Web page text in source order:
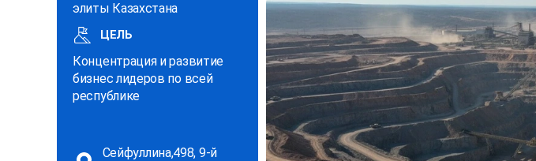
элиты Казахстана
ЦЕЛЬ
Концентрация и развитие
бизнес лидеров по всей
республике
Сейфуллина,498, 9-й